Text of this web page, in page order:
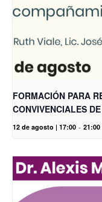
FORMACIÓN PARA
CONVIVENCIALES
12 de agosto | 17:00 - 21:00